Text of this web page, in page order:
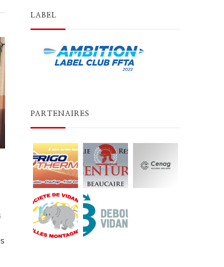
LABEL
PARTENAIRES